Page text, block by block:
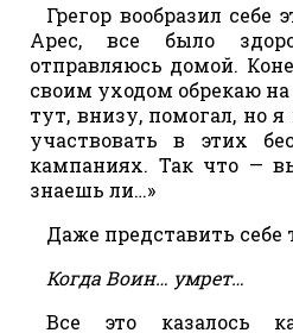
Грегор вообразил себе
Арес, все было
отправляюсь домой.
своим уходом обрекаю на
тут, внизу, помогал, но
участвовать в этих
кампаниях. Так что —
знаешь ли…»
Даже представить себе
Когда Воин… умрет…
Все это казалось